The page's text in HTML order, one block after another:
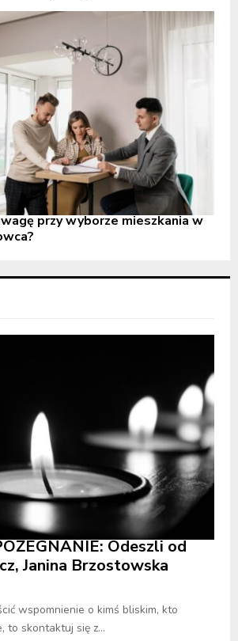
przy wyborze mieszkania w
Odeszli od
Janina Brzostowska
wspomnienie o kimś bliskim, kto
to skontaktuj się z...